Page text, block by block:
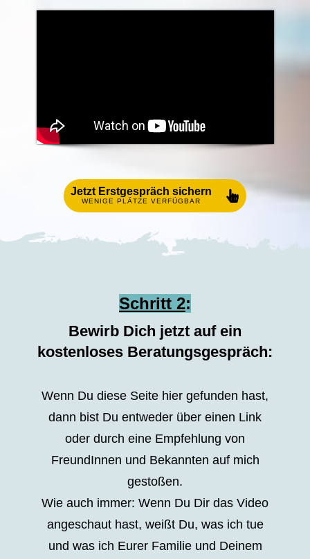
Jetzt Erstgespräch sichern
WENIGE PLÄTZE VERFÜGBAR
Schritt 2:
Bewirb Dich jetzt auf ein
kostenloses Beratungsgespräch:
Wenn Du diese Seite hier gefunden hast,
dann bist Du entweder über einen Link
oder durch eine Empfehlung von
FreundInnen und Bekannten auf mich
gestoßen.
Wie auch immer: Wenn Du Dir das Video
angeschaut hast, weißt Du, was ich tue
und was ich Eurer Familie und Deinem